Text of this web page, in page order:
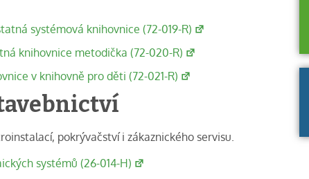
systémová knihovnice (72-019-R)
knihovnice metodička (72-020-R)
v knihovně pro děti (72-021-R)
pokrývačství i zákaznického servisu.
systémů (26-014-H)